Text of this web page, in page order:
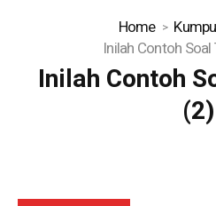
Home
Inilah Contoh Soal
Inilah Contoh
(2)